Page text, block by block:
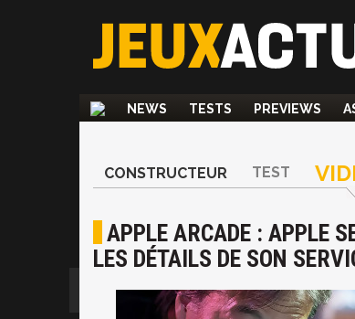
NEWS TESTS PREVIEWS
CONSTRUCTEUR TEST
APPLE ARCADE : APPLE
LES DÉTAILS DE SON